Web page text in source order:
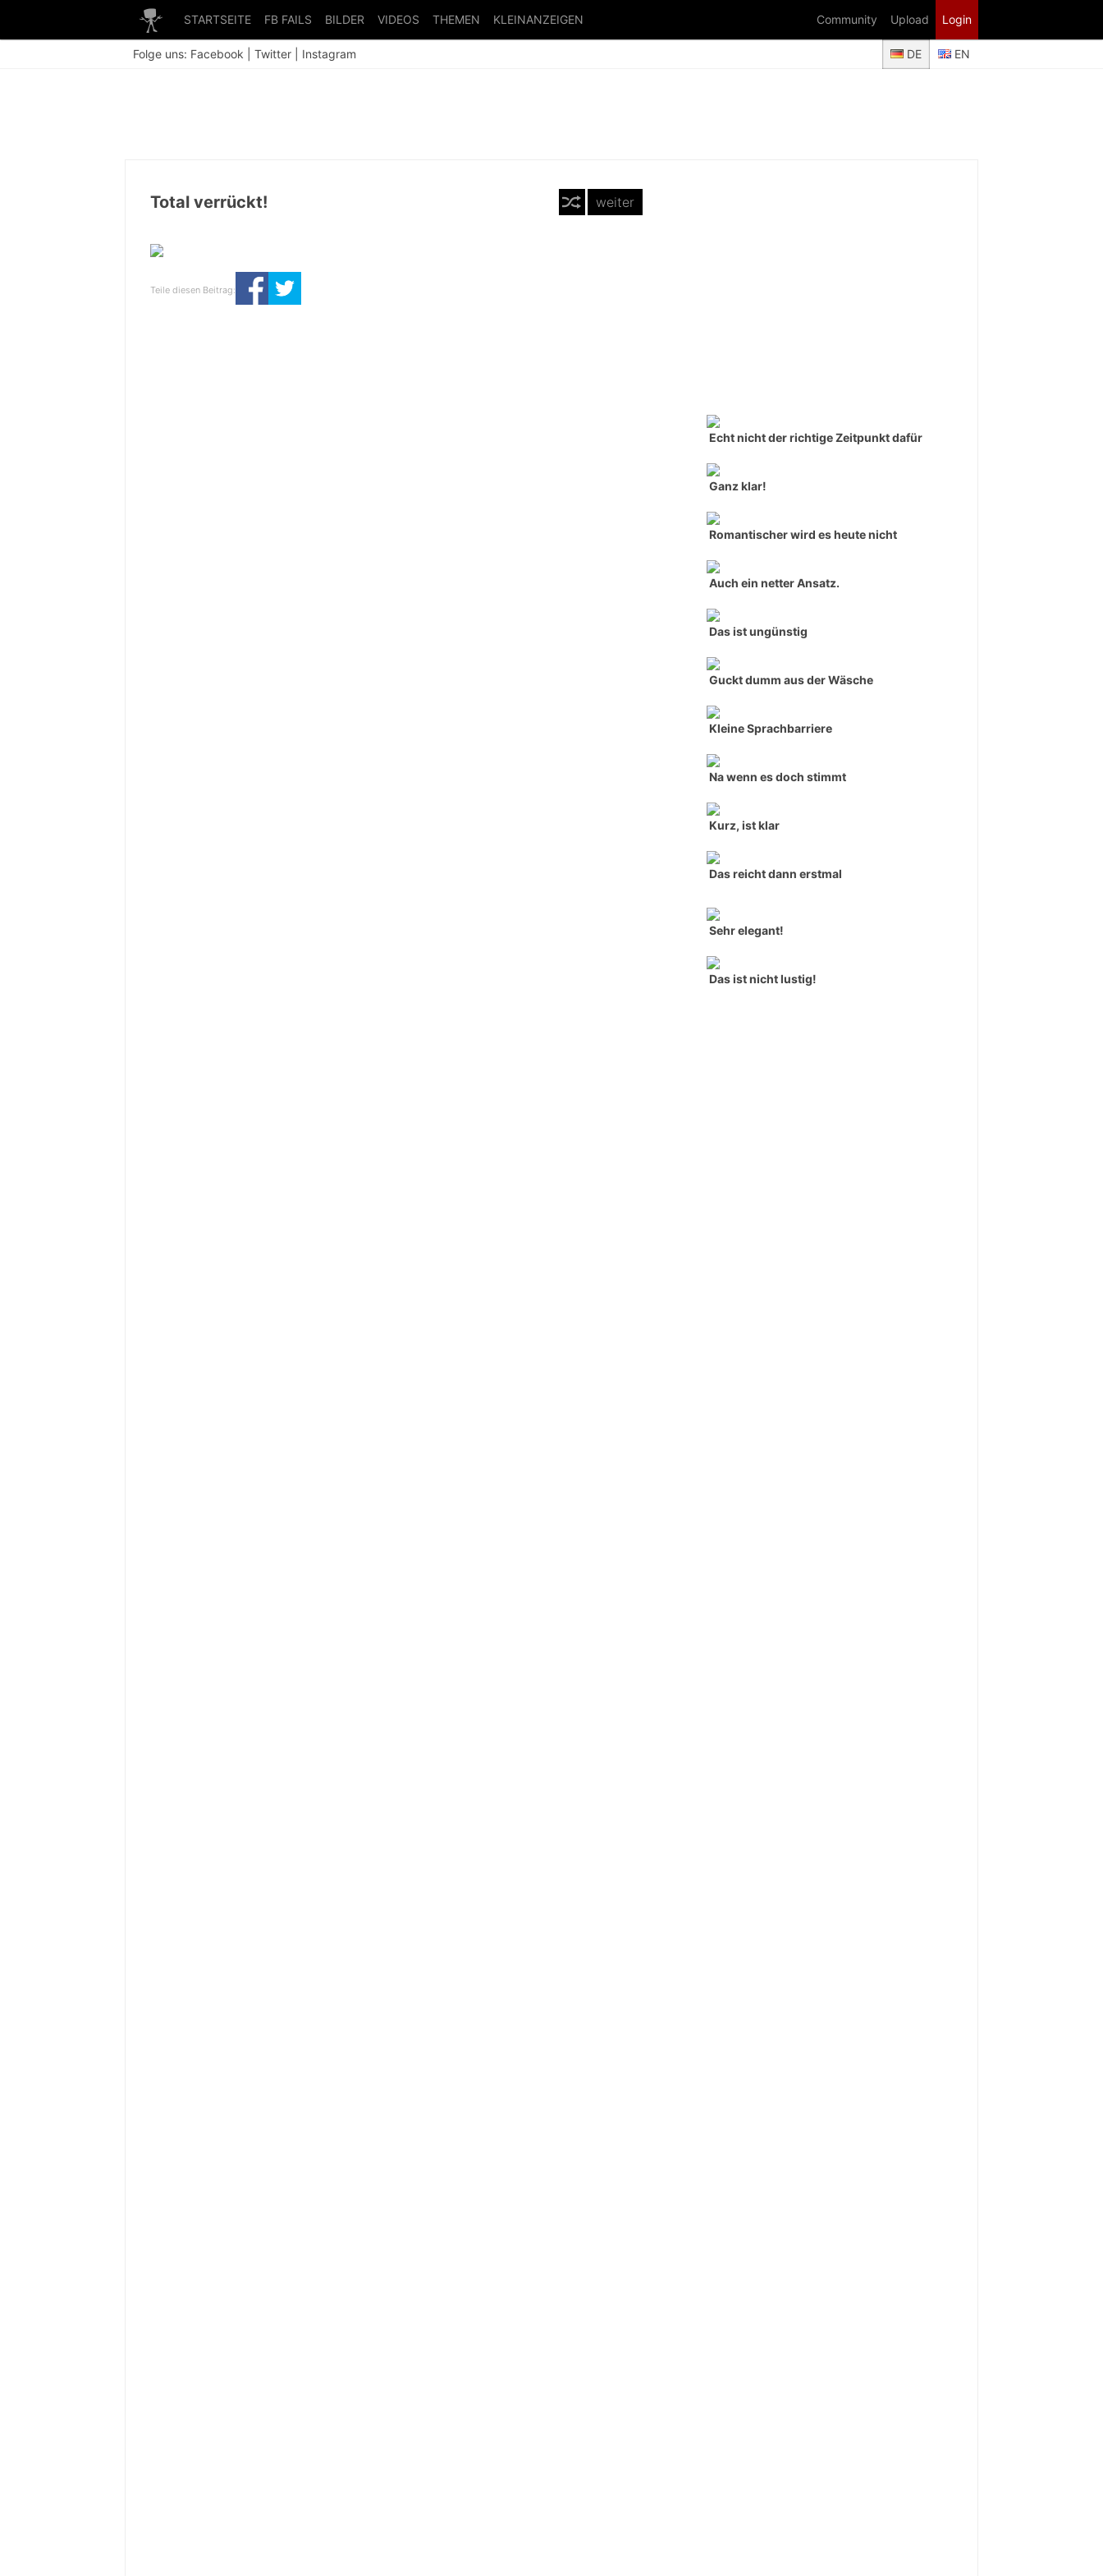
STARTSEITE FB FAILS BILDER VIDEOS THEMEN KLEINANZEIGEN Login
Upload
Community
Folge uns: Facebook Twitter Instagram DE EN
weiter
Total verrückt!
Teile diesen Beitrag:
Echt nicht der richtige Zeitpunkt dafür
Ganz klar!
Romantischer wird es heute nicht
Auch ein netter Ansatz.
Das ist ungünstig
Guckt dumm aus der Wäsche
Kleine Sprachbarriere
Na wenn es doch stimmt
Kurz, ist klar
Das reicht dann erstmal
Sehr elegant!
Das ist nicht lustig!